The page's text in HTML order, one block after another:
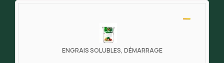
ENGRAIS SOLUBLES, DÉMARRAGE